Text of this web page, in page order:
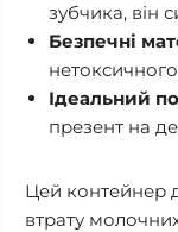
зубчика, він
Безпечні
Ідеальний
презент на
Цей контейнер
втрату